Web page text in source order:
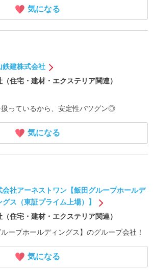
気になる
鉄建株式会社
（住宅・建材・エクステリア関連）
っているから、安定性バツグン◎
気になる
会社アーネストワン【飯田グループホールデ
グス（東証プライム上場）】
（住宅・建材・エクステリア関連）
ープホールディングス】のグループ会社！
気になる